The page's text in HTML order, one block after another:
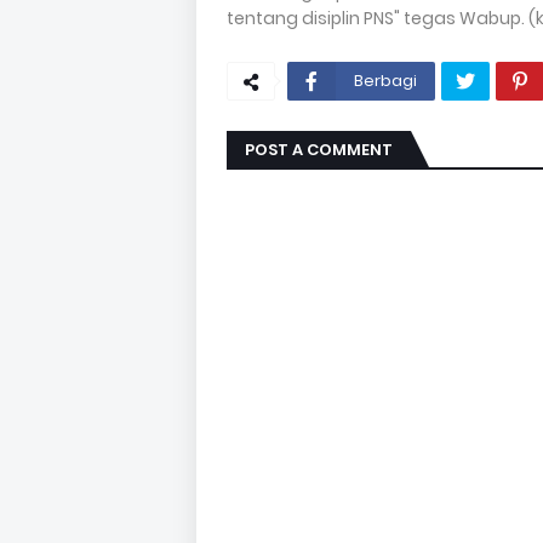
tentang disiplin PNS" tegas Wabup.
Berbagi
POST A COMMENT